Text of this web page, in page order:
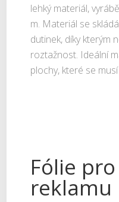
lehký materiál,
m. Materiál se
dutinek, díky kterým
roztažnost. Ideální
plochy, které se
Fólie
reklamu